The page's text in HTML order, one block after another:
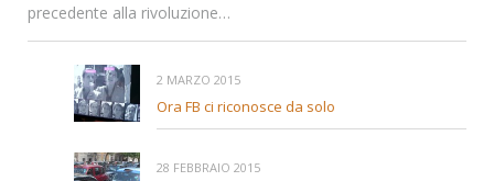
precedente alla rivoluzione…
2 MARZO 2015
Ora FB ci riconosce da solo
28 FEBBRAIO 2015